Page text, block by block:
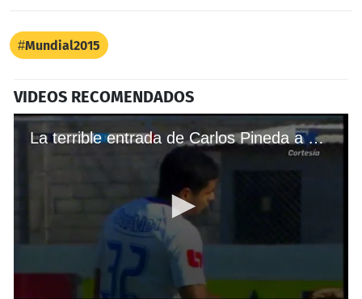
Mundial2015
VIDEOS RECOMENDADOS
La terrible entrada de Carlos Pineda a Omar Elvir en el Motagua-Olimpia